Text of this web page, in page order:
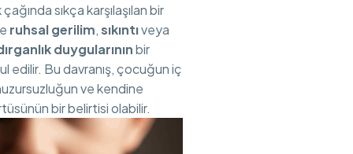
sıkça karşılaşılan bir
ruhsal gerilim,sıkıntıveya
duygularınınbir
edilir. Bu davranış, çocuğun iç
ve kendine
bir belirtisi olabilir.